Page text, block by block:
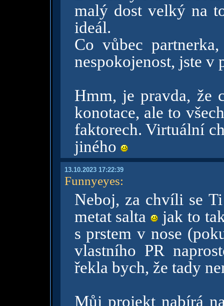
malý dost velký na
ideál.
Co vůbec
nespokojenost, jste v
Hmm, je pravda, že
konotace, ale to
faktorech. Virtuální
jiného
13.10.2023 17:22:39
Funnyeyes:
Neboj, za chvíli se
metat salta
jak to
s prstem v nose
vlastního PR
řekla bych, že tady
Můj projekt nabírá